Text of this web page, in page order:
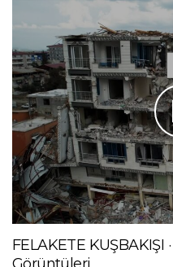
FELAKETE
Görüntüleri